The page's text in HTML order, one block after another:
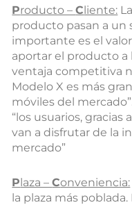
Producto –Cliente:
producto pasan a un
importante es el
aportar el producto a
ventaja competitiva
Modelo X es más
móviles del
“los usuarios,
van a disfrutar de la
mercado”
Plaza –Conveniencia:
la plaza más